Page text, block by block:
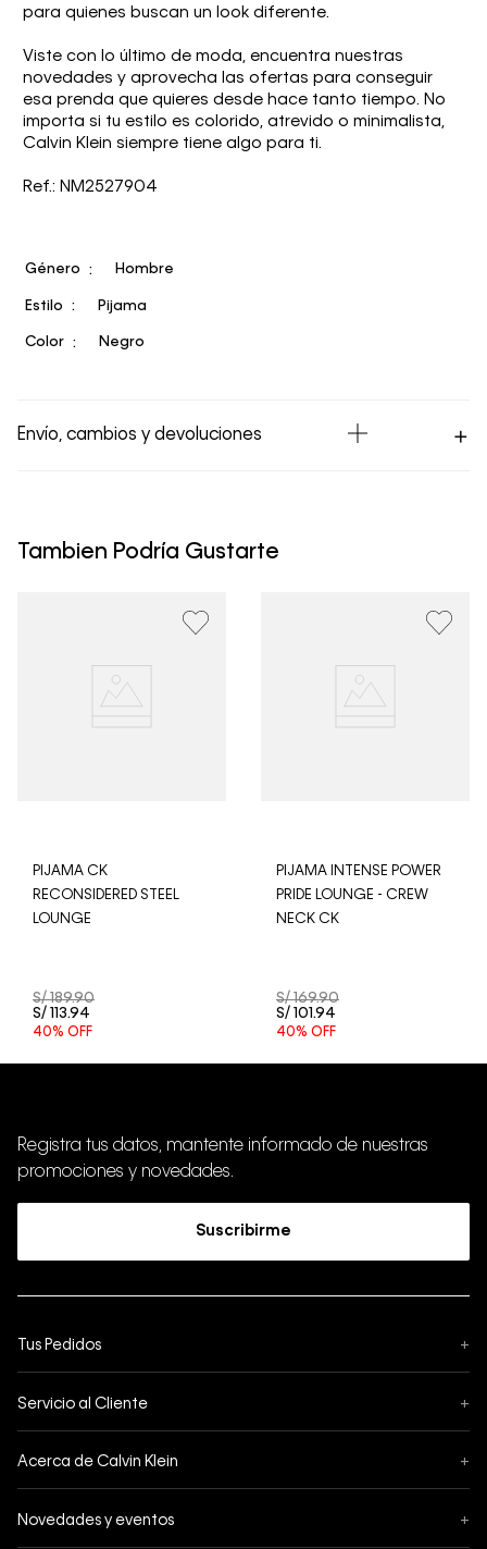
para quienes buscan un look diferente.
Viste con lo último de moda, encuentra nuestras
novedades y aprovecha las ofertas para conseguir
esa prenda que quieres desde hace tanto tiempo. No
importa si tu estilo es colorido, atrevido o minimalista,
Calvin Klein siempre tiene algo para ti.
Ref.: NM2527904
Género Hombre
Estilo Pijama
Color Negro
Envío, cambios y devoluciones
hábiles para envíos a provincia. Envíos gratis en Lima
procesará desde el día hábil siguiente. Por higiene y
aceptamos devoluciones en ropa interior y trajes de
Tambien Podría Gustarte
PIJAMA CK
RECONSIDERED STEEL
LOUNGE
S/ 189.90
S/ 113.94
40% OFF
PIJAMA INTENSE POWER
PRIDE LOUNGE - CREW
NECK CK
S/ 169.90
S/ 101.94
40% OFF
Registra tus datos, mantente informado de nuestras
promociones y novedades.
Suscribirme
Tus Pedidos +
Formas de Pago
Servicio al Cliente +
¿Cómo comprar?
Acerca de Calvin Klein +
Novedades y eventos +